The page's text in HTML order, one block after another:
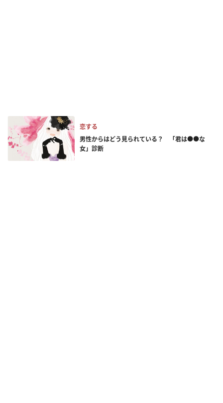
恋する
男性からはどう見られている？ 「君は●●な
女」診断